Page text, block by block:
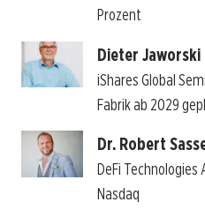
Prozent
Dieter Jaworski
iShares Global
Fabrik ab 2029
Dr. Robert
DeFi Technologies
Nasdaq